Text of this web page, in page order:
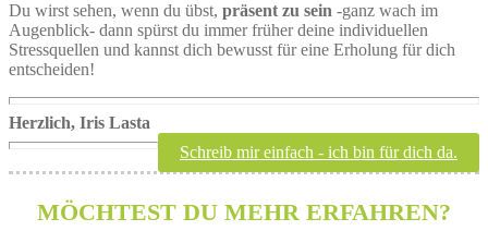
Du wirst sehen, wenn du übst, präsent zu sein -ganz wach im
Augenblick- dann spürst du immer früher deine individuellen
Stressquellen und kannst dich bewusst für eine Erholung für dich
entscheiden!
Herzlich, Iris Lasta
Schreib mir einfach - ich bin für dich da.
MÖCHTEST DU MEHR ERFAHREN?